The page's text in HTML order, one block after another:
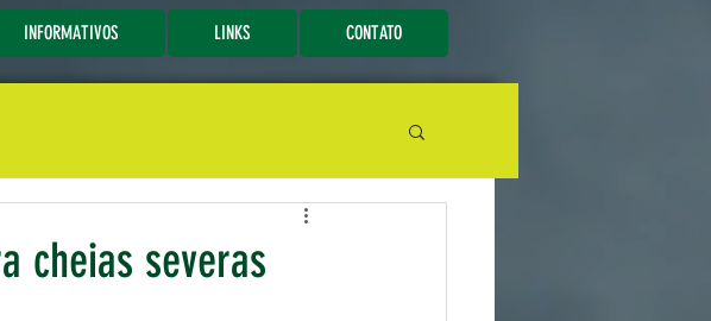
INFORMATIVOS LINKS CONTATO
cheias severas